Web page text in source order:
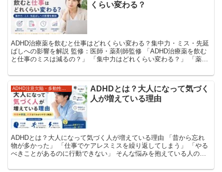
くらい変わる？
ADHD治療薬を飲むと仕事はどれくらい変わる？集中力・ミス・先延
ばしへの影響を解説 監修：医師・薬剤師監修 「ADHD治療薬を飲む
と仕事のミスは減るの？」 「集中力はどれくらい変わる？」 「薬を
ADHD注意欠陥・多動性障害
ADHDとは？大人になって気づく
人が増えている理由
ADHDとは？大人になって気づく人が増えている理由 「昔から忘れ
物が多かった」 「仕事でケアレスミスを繰り返してしまう」 「やる
べきことがあるのに行動できない」 そんな悩みを抱えている人の中